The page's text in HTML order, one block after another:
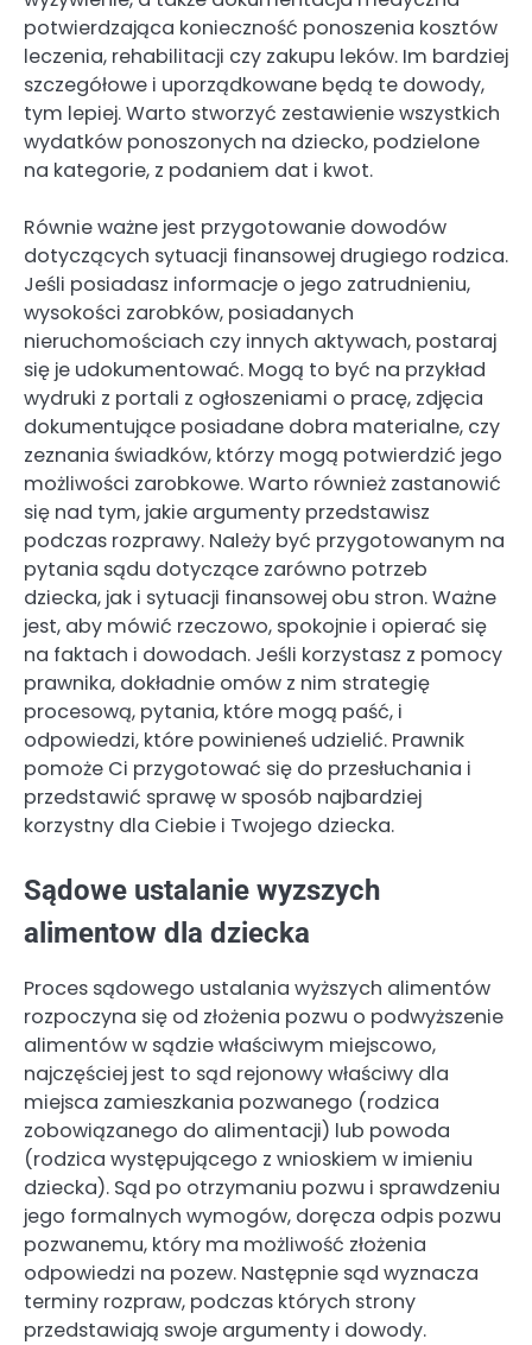
potwierdzająca konieczność ponoszenia kosztów
leczenia, rehabilitacji czy zakupu leków. Im bardziej
szczegółowe i uporządkowane będą te dowody,
tym lepiej. Warto stworzyć zestawienie wszystkich
wydatków ponoszonych na dziecko, podzielone
na kategorie, z podaniem dat i kwot.
Równie ważne jest przygotowanie dowodów
dotyczących sytuacji finansowej drugiego rodzica.
Jeśli posiadasz informacje o jego zatrudnieniu,
wysokości zarobków, posiadanych
nieruchomościach czy innych aktywach, postaraj
się je udokumentować. Mogą to być na przykład
wydruki z portali z ogłoszeniami o pracę, zdjęcia
dokumentujące posiadane dobra materialne, czy
zeznania świadków, którzy mogą potwierdzić jego
możliwości zarobkowe. Warto również zastanowić
się nad tym, jakie argumenty przedstawisz
podczas rozprawy. Należy być przygotowanym na
pytania sądu dotyczące zarówno potrzeb
dziecka, jak i sytuacji finansowej obu stron. Ważne
jest, aby mówić rzeczowo, spokojnie i opierać się
na faktach i dowodach. Jeśli korzystasz z pomocy
prawnika, dokładnie omów z nim strategię
procesową, pytania, które mogą paść, i
odpowiedzi, które powinieneś udzielić. Prawnik
pomoże Ci przygotować się do przesłuchania i
przedstawić sprawę w sposób najbardziej
korzystny dla Ciebie i Twojego dziecka.
Sądowe ustalanie wyzszych
alimentow dla dziecka
Proces sądowego ustalania wyższych alimentów
rozpoczyna się od złożenia pozwu o podwyższenie
alimentów w sądzie właściwym miejscowo,
najczęściej jest to sąd rejonowy właściwy dla
miejsca zamieszkania pozwanego (rodzica
zobowiązanego do alimentacji) lub powoda
(rodzica występującego z wnioskiem w imieniu
dziecka). Sąd po otrzymaniu pozwu i sprawdzeniu
jego formalnych wymogów, doręcza odpis pozwu
pozwanemu, który ma możliwość złożenia
odpowiedzi na pozew. Następnie sąd wyznacza
terminy rozpraw, podczas których strony
przedstawiają swoje argumenty i dowody.